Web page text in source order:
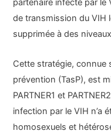
partenaire infecté par le
de transmission du VIH
supprimée à des
Cette stratégie, connue
prévention (TasP), est
PARTNER1 et
infection par le VIH n’a
homosexuels et